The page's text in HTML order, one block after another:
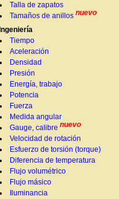
Talla de zapatos
Tamaños de anillos nuevo
Ingeniería
Tiempo
Aceleración
Densidad
Presión
Energía, trabajo
Potencia
Fuerza
Medida angular
Gauge, calibre nuevo
Velocidad de rotación
Esfuerzo de torsión (torque)
Diferencia de temperatura
Flujo volumétrico
Flujo másico
Iluminancia